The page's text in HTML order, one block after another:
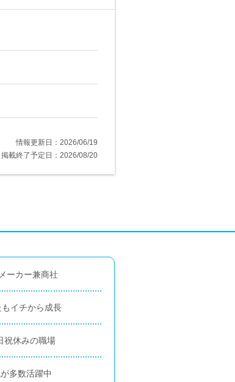
情報更新日：2026/06/19
掲載終了予定日：2026/08/20
ーカー兼商社
もイチから成長
祝休みの職場
多数活躍中